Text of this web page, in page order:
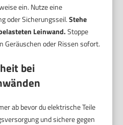
ein. Nutze eine
oder Sicherungsseil.Stehe
Leinwand.Stoppe
Geräuschen oder Rissen sofort.
bei
ab bevor du elektrische Teile
und sichere gegen